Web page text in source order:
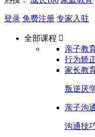
登录 免费注册 专家入驻
全部课程 
亲子教
行为矫
家长教
叛逆厌
亲子沟
沟通技